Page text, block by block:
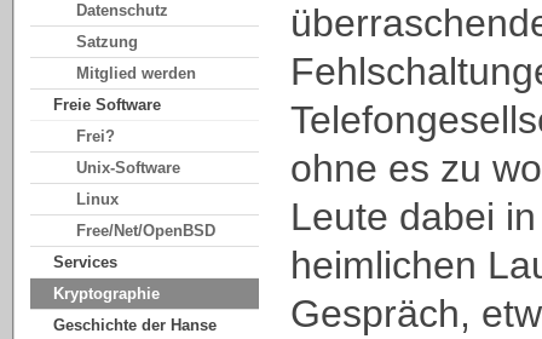
Datenschutz
Satzung
Mitglied werden
Freie Software
Frei?
Unix-Software
Linux
Free/Net/OpenBSD
Services
Kryptographie
Geschichte der Hanse
ohne es zu
Leute dabei
heimlichen
Gespräch,